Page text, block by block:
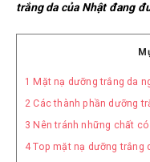
trắng da của Nhật đang
1 Mặt nạ dưỡng trắng da
2 Các thành phần dưỡng
3 Nên tránh những chất
4Top mặt nạ dưỡng trắng